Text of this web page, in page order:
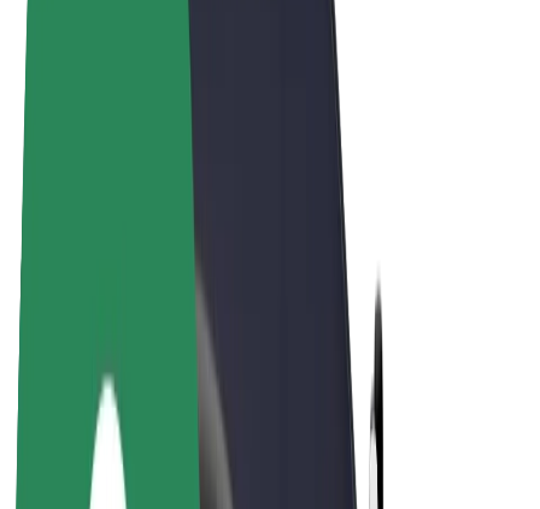
Sjåfører
Sjåførinntekter
Leveringsbud